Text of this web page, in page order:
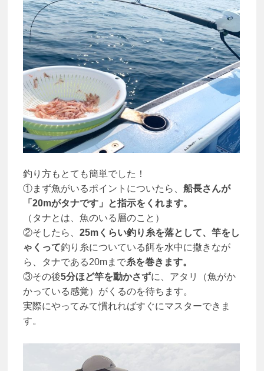
釣り方もとても簡単でした！
①まず魚がいるポイントについたら、 船長さんが
「20mがタナです」と指示をくれます。
（タナとは、魚のいる層のこと）
②そしたら、 25mくらい釣り糸を落として、竿をし
ゃくって釣り糸についている餌を水中に撒きなが
ら、タナである20mまで糸を巻きます。
③その後5分ほど竿を動かさずに、アタリ（魚がか
かっている感覚）がくるのを待ちます。
実際にやってみて慣れればすぐにマスターできま
す。